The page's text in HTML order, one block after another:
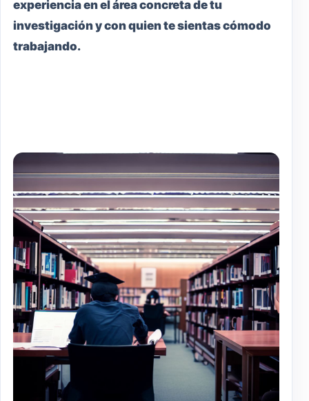
experiencia en el área concreta de tu
investigación y con quien te sientas cómodo
trabajando.